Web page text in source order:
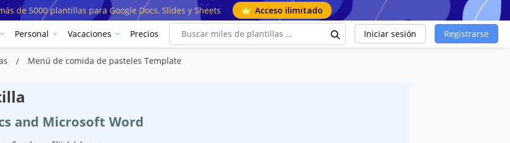
de 5000 plantillas para Google Docs, Slides y Sheets Acceso ilimitado
Personal Vacaciones Precios Iniciar sesión Registrarse
Menú de comida de pasteles Template
and Microsoft Word